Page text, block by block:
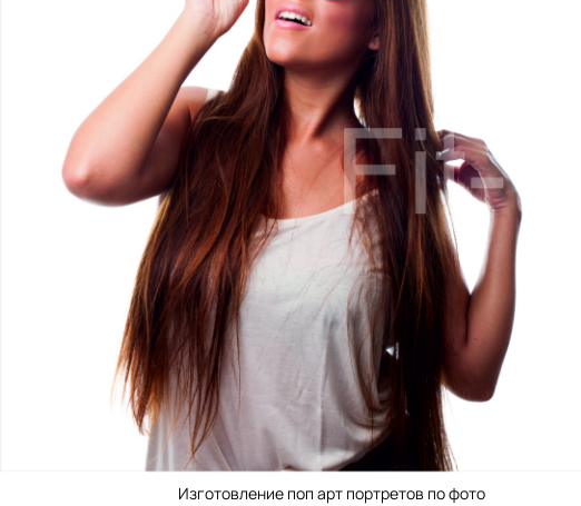
Изготовление поп арт портретов по фото